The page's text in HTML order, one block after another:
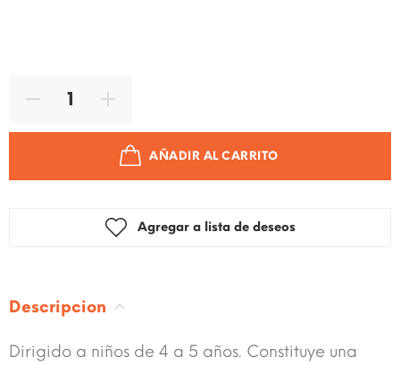
AÑADIR AL CARRITO
Agregar a lista de deseos
Descripcion
Dirigido a niños de 4 a 5 años. Constituye una